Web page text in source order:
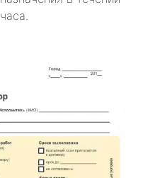
часа.